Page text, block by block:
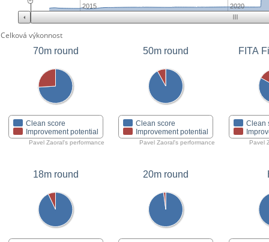
2020
2015
Celková výkonnost
70m round
Clean score
Improvement potential
Pavel Zaoral's performance
50m round
Clean score
Improvement potential
Pavel Zaoral's performance
FITA
Clean
Pavel
18m round 20m round